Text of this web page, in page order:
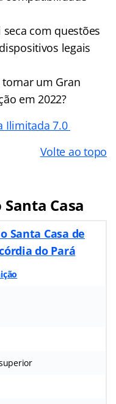
com questões
legais
tornar um Gran
em 2022?
Ilimitada 7.0
Volte ao topo
Casa
Santa Casa de
do Pará